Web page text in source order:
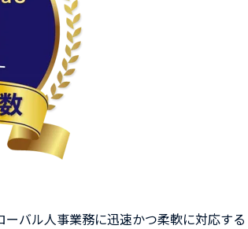
バル人事業務に迅速かつ柔軟に対応する